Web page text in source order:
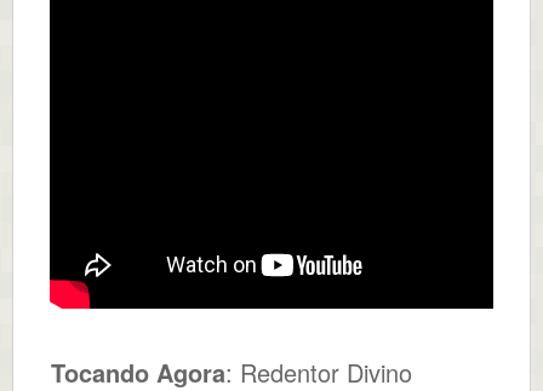
Tocando Agora: Redentor Divino